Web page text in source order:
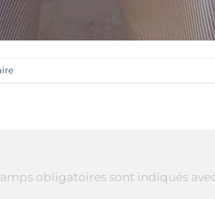
obligatoires sont indiqués